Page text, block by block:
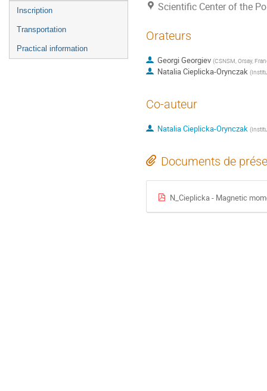
Inscription
Transportation
Practical information
Scientific Center of the
Orateurs
Georgi Georgiev (CSNSM, Orsay,
Natalia Cieplicka-Orynczak (
Co-auteur
Natalia Cieplicka-Orynczak (
Documents de
N_Cieplicka - Magnetic